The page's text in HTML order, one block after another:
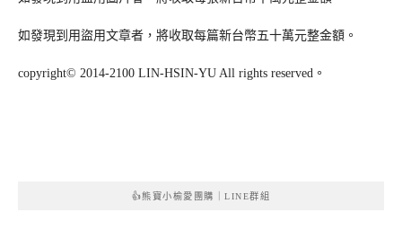
如發現到用盜用文章者，將收取每篇新台幣五十萬元整金額。
copyright© 2014-2100 LIN-HSIN-YU All rights reserved。
👍熊寶小榆愛團購｜LINE群組